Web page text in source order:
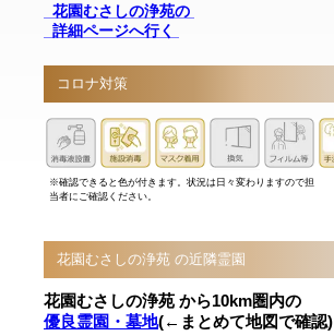
花園むさしの浄苑の
詳細ページへ行く
コロナ対策
※確認できると色が付きます。状況は日々変わりますので担
当者にご確認ください。
花園むさしの浄苑 の近隣霊園
花園むさしの浄苑 から10km圏内の
優良霊園・墓地(←まとめて地図で確認)